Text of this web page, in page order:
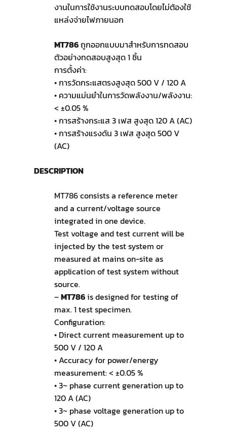
งานในการใช้งานระบบทดสอบโดยไม่ต้องใช้
แหล่งจ่ายไฟภายนอก
MT786ถูกออกแบบมาสำหรับการทดสอบ
ตัวอย่างทดสอบสูงสุด 1 ชิ้น
การตั้งค่า:
• การวัดกระแสตรงสูงสุด 500 V / 120 A
• ความแม่นยำในการวัดพลังงาน/พลังงาน:
< ±0.05 %
• การสร้างกระแส 3 เฟส สูงสุด 120 A (AC)
• การสร้างแรงดัน 3 เฟส สูงสุด 500 V
(AC)
DESCRIPTION
MT786 consists a reference meter
and a current/voltage source
integrated in one device.
Test voltage and test current will be
injected by the test system or
measured at mains on-site as
application of test system without
source.
–MT786is designed for testing of
max. 1 test specimen.
Configuration:
• Direct current measurement up to
500 V / 120 A
• Accuracy for power/energy
measurement: < ±0.05 %
• 3~ phase current generation up to
120 A (AC)
• 3~ phase voltage generation up to
500 V (AC)